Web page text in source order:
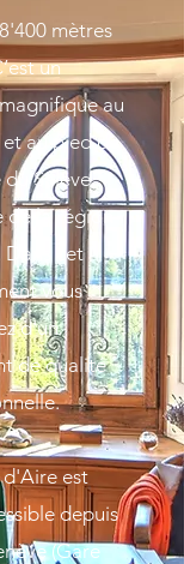
mètres
un
au
au pied de
du Salève,
de la région
Dans cet
vous
d'un
de qualité
d'Aire est
depuis
(Gare